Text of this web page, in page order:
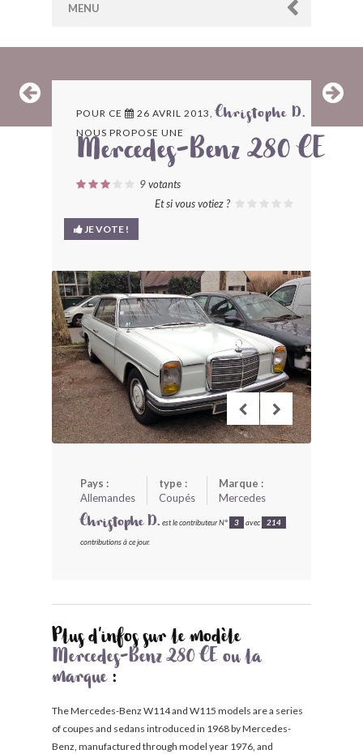
MENU
ARCHIVES
LES CONTRIBUTEURS
LE BLOG
BONJOURLAVIEILLE ?
MODÈLES ET MARQUES
COMMENT FONCTIONNE BLV ?
POUR CE 26 AVRIL 2013,Christophe D.
NOUS PROPOSE UNE
Mercedes-Benz 280 CE
9votants
Et si vous votiez ?
JE VOTE !
Pays :
Allemandes
type :
Coupés
Marque :
Mercedes
Christophe D. est le contributeur N° 3 avec 214
contributions à ce jour.
Plus d'infos sur le modèle
Mercedes-Benz 280 CE ou la
marque:
The Mercedes-Benz W114 and W115 models are a series
of coupes and sedans introduced in 1968 by Mercedes-
Benz, manufactured through model year 1976, and